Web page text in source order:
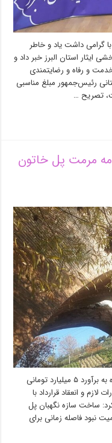
گرامی داشت یاد و خاطر
ایثار استان البرز خبر داد و
خدمت و رفاه و رضایتمندی
رئیس‌جمهور مبلغ مناسبی
تصریح …
مرمت پل خاتون
یحیی دارایی در گفت‌وگو با خبرنگار مهر با اشاره به برآورد ۵ میلیارد تومانی
و انعقاد قرارداد با
ساخت سازه نگهبان پل
نبود فاصله زمانی برای